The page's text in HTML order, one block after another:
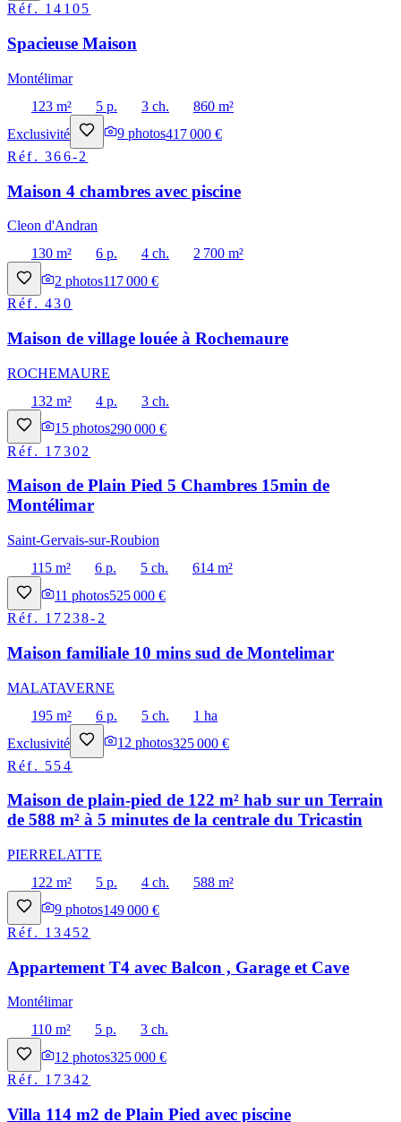
Réf. 14105
Spacieuse Maison
Montélimar
123 m²
5 p. 3 ch.
860 m²
Exclusivité
9 photos417 000 €
Réf.366-2
Maison 4 chambres avec piscine
Cleon d'Andran
130 m²
6 p. 4 ch.
2 700 m²
2 photos117 000 €
Réf.430
Maison de village louée à Rochemaure
ROCHEMAURE
132 m²
4 p.
3 ch.
15 photos290 000 €
Réf. 17302
Maison de Plain Pied 5 Chambres 15min de
Montélimar
Saint-Gervais-sur-Roubion
115 m²
6 p. 5 ch.
614 m²
11 photos525 000 €
Réf. 17238-2
Maison familiale 10 mins sud de Montelimar
MALATAVERNE
195 m²
6 p. 5 ch.
1 ha
Exclusivité
12 photos325 000 €
Réf. 554
Maison de plain-pied de 122 m² hab sur un Terrain
de 588 m² à 5 minutes de la centrale du Tricastin
PIERRELATTE
122 m²
5 p. 4 ch.
588 m²
9 photos149 000 €
Réf. 13452
Appartement T4 avec Balcon , Garage et Cave
Montélimar
110 m²
5 p.
3 ch.
12 photos325 000 €
Réf. 17342
Villa 114 m2 de Plain Pied avec piscine